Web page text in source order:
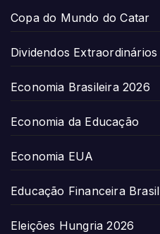
Copa do Mundo do Catar
Dividendos Extraordinários
Economia Brasileira 2026
Economia da Educação
Economia EUA
Educação Financeira Brasil
Eleições Hungria 2026